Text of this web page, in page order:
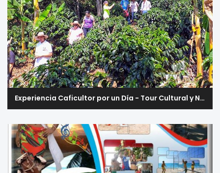
Experiencia Caficultor por un Día - Tour Cultural y Natural